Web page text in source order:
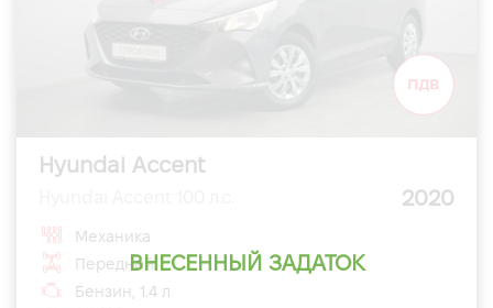
ВНЕСЕННЫЙ ЗАДАТОК
Hyundai Accent
2020
Механика
Передний
Бензин, 1.4 л